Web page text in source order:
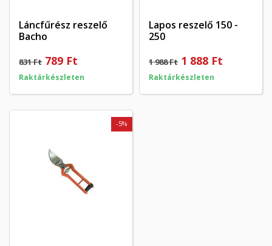
Láncfűrész reszelő
Bacho
831 Ft 789 Ft
Raktárkészleten
Lapos reszelő 150 -
250
1 988 Ft 1 888 Ft
Raktárkészleten
-5%